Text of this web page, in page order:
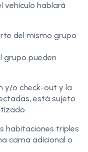
vehículo hablará
del mismo grupo
grupo pueden
y/o check-out y la
está sujeto
habitaciones triples
cama adicional o